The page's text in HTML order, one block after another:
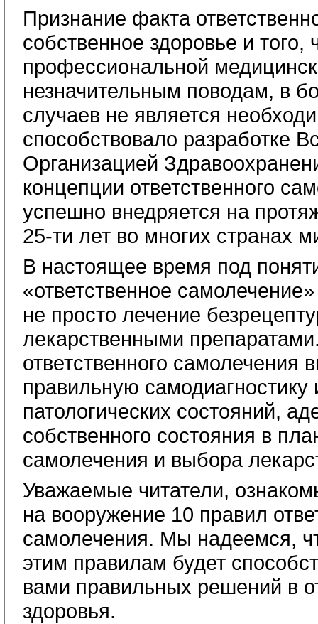
Признание факта
собственное здоровье и
профессиональной
незначительным поводам, в
случаев не является
способствовало разработке
Организацией
концепции ответственного
успешно внедряется на
25-ти лет во многих странах
В настоящее время под
«ответственное
не просто лечение
лекарственными
ответственного самолечения
правильную самодиагностику
патологических состояний,
собственного состояния в
самолечения и выбора
Уважаемые читатели,
на вооружение 10 правил
самолечения. Мы надеемся,
этим правилам будет
вами правильных решений в
здоровья.